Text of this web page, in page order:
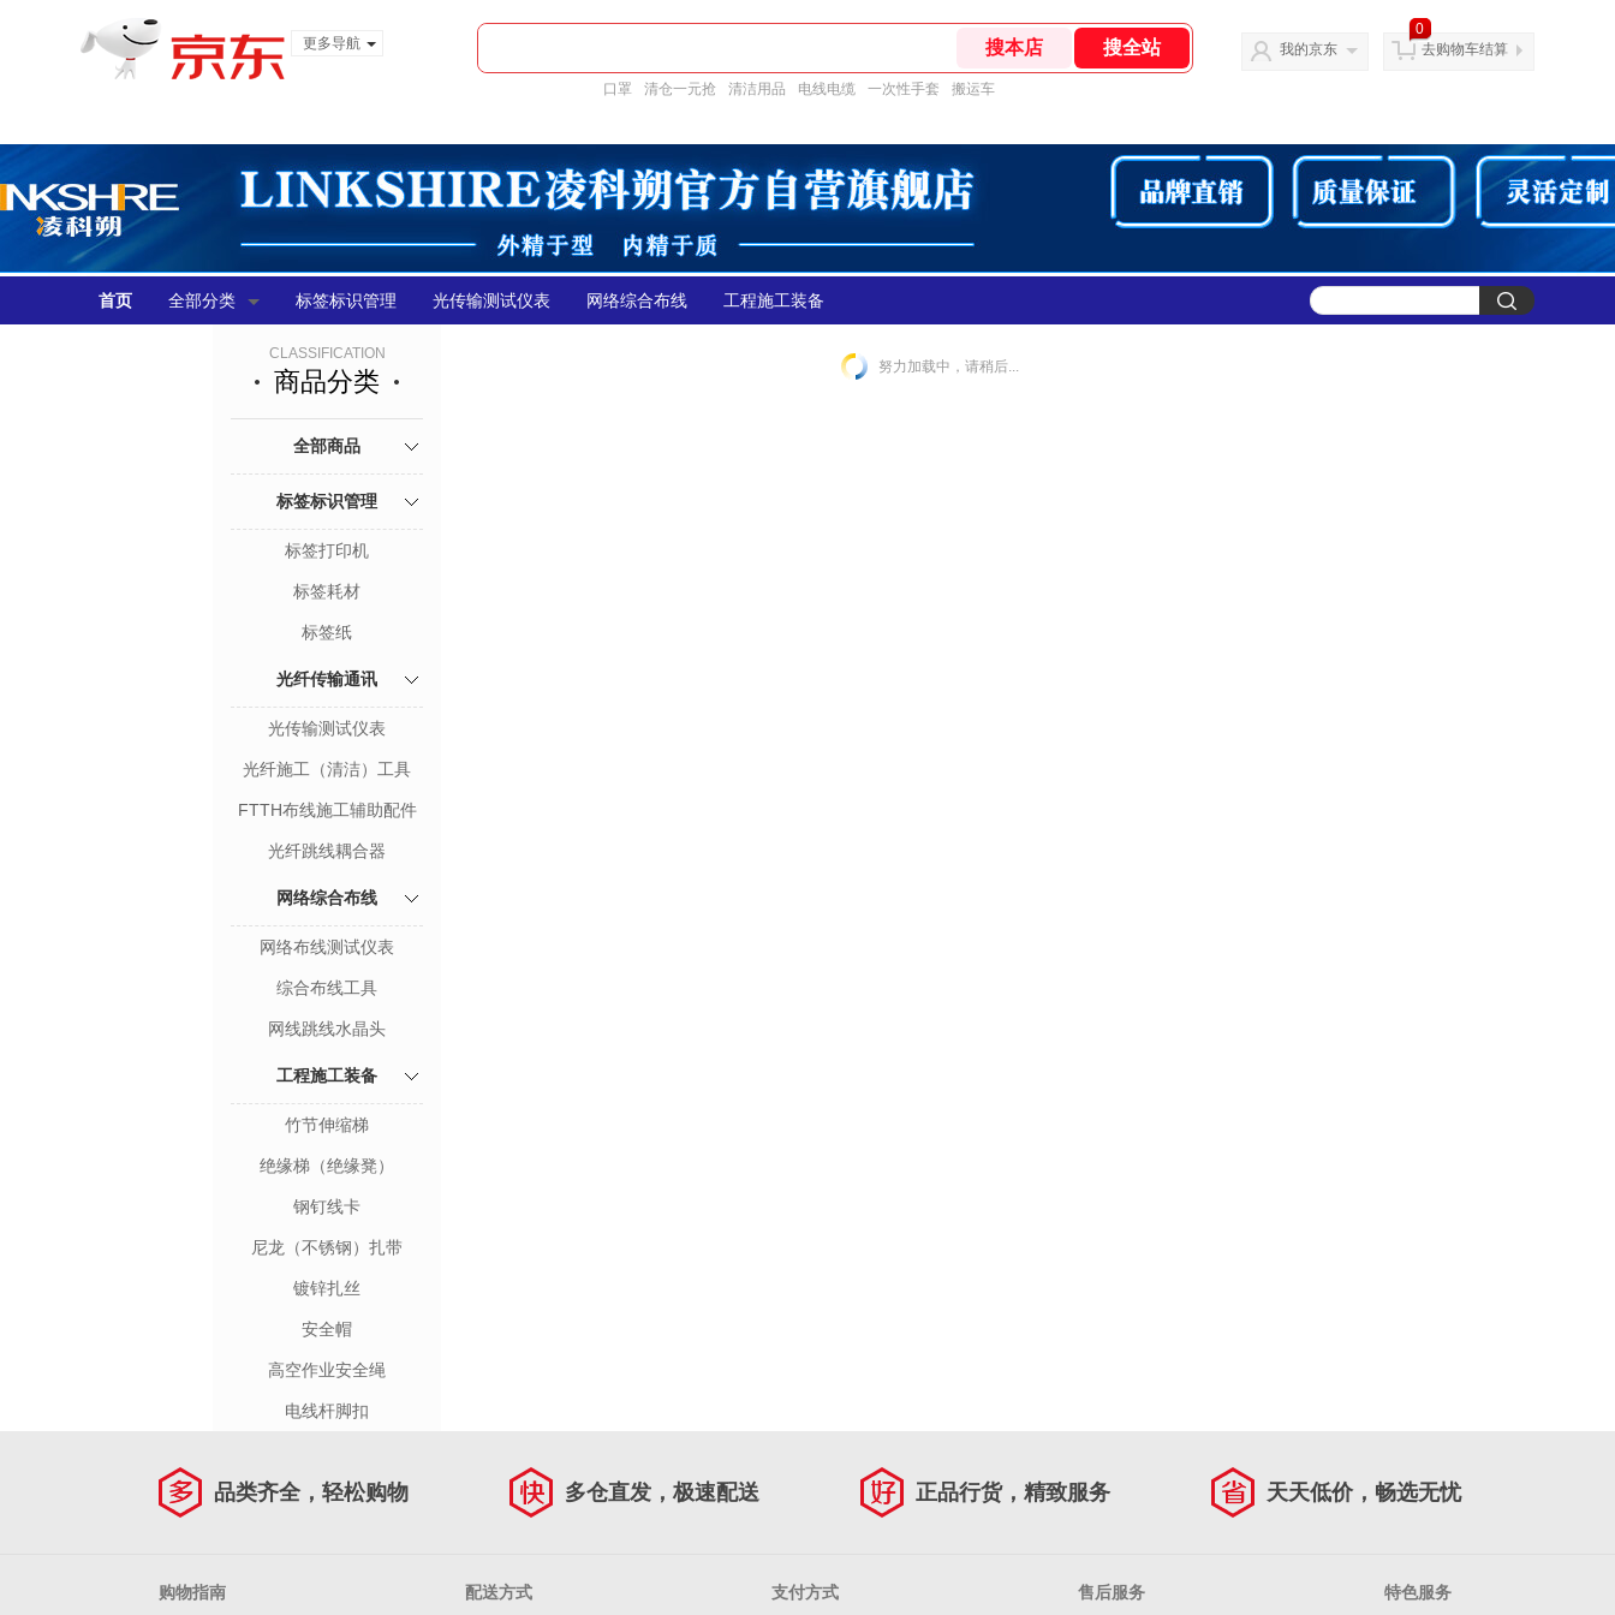
更多导航
口罩 清仓一元抢 清洁用品 电线电缆 一次性手套 搬运车
我的京东
0
去购物车结算
首页 全部分类 标签标识管理 光传输测试仪表 网络综合布线 工程施工装备
CLASSIFICATION
商品分类
全部商品
标签标识管理
标签打印机
标签耗材
标签纸
光纤传输通讯
光传输测试仪表
光纤施工（清洁）工具
FTTH布线施工辅助配件
光纤跳线耦合器
网络综合布线
网络布线测试仪表
综合布线工具
网线跳线水晶头
工程施工装备
竹节伸缩梯
绝缘梯（绝缘凳）
钢钉线卡
尼龙（不锈钢）扎带
镀锌扎丝
安全帽
高空作业安全绳
电线杆脚扣
努力加载中，请稍后...
品类齐全，轻松购物 多仓直发，极速配送 正品行货，精致服务 天天低价，畅选无忧
购物指南 配送方式 支付方式 售后服务 特色服务